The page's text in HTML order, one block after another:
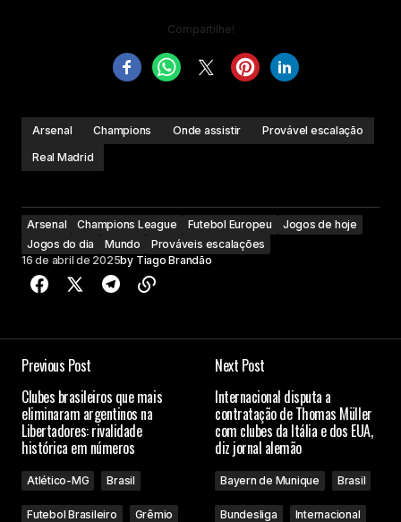
Compartilhe!
Arsenal Champions Onde assistir
Provável escalação
Real Madrid
Arsenal Champions League Futebol Europeu
Jogos de hoje
Jogos do dia
Mundo
Prováveis escalações
16 de abril de 2025by Tiago Brandão
Previous Post
Clubes brasileiros que mais
eliminaram argentinos na
Libertadores: rivalidade
histórica em números
Atlético-MG Brasil
Futebol Brasileiro Grêmio
Next Post
Internacional disputa a
contratação de Thomas Müller
com clubes da Itália e dos EUA,
diz jornal alemão
Bayern de Munique Brasil
Bundesliga Internacional